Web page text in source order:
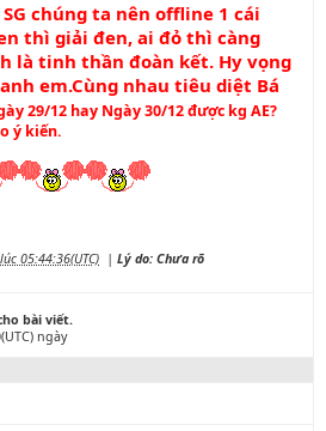
chúng ta nên offline 1 cái
thì giải đen, ai đỏ thì càng
là tinh thần đoàn kết. Hy vọng
em.Cùng nhau tiêu diệt Bá
29/12 hay Ngày 30/12 được kg AE?
ý kiến.
05:44:36(UTC) | Lý do: Chưa rõ
bài viết.
ngày